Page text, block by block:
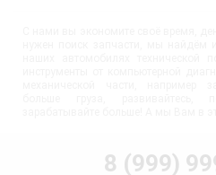
8 (999)